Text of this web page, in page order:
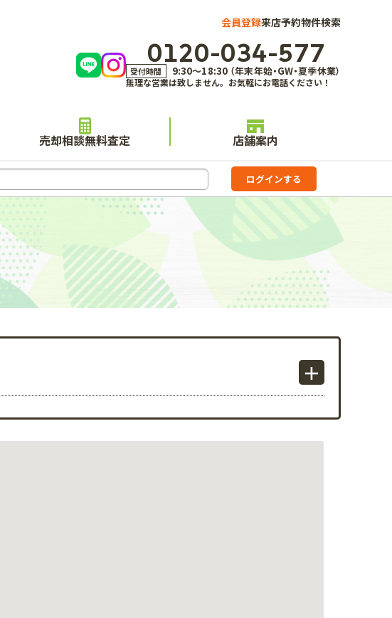
会員登録来店予約物件検索
0120-034-577
受付時間 9:30～18:30 （年末年始・GW・夏季休業）
無理な営業は致しません。お気軽にお電話ください！
売却相談無料査定 店舗案内